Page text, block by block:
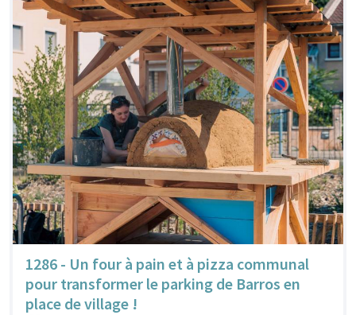
1286 - Un four à pain et à pizza communal
pour transformer le parking de Barros en
place de village !